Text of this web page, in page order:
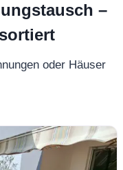
–
oder Häuser